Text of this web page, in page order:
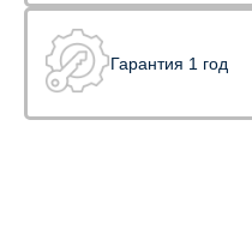
Гарантия 1 год